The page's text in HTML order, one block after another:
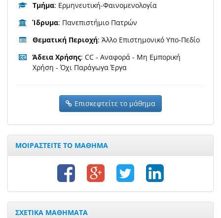
Τμήμα: Ερμηνευτική-Φαινομενολογία
Ίδρυμα: Πανεπιστήμιο Πατρών
Θεματική Περιοχή: Άλλο Επιστημονικό Υπο-Πεδίο
Άδεια Χρήσης: CC - Αναφορά - Μη Εμπορική
Χρήση - Όχι Παράγωγα Έργα
Επισκεφτείτε το μάθημα
ΜΟΙΡΑΣΤΕΙΤΕ ΤΟ ΜΑΘΗΜΑ
ΣΧΕΤΙΚΑ ΜΑΘΗΜΑΤΑ